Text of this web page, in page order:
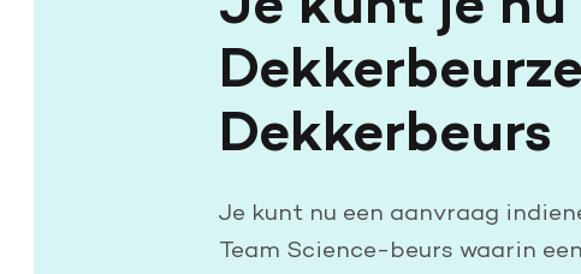
Dekkerbeurs
Je kunt nu een aanvraag
Team Science-beurs waarin